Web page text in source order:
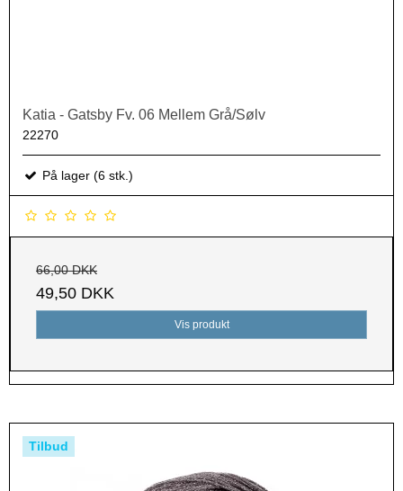
Katia - Gatsby Fv. 06 Mellem Grå/Sølv
22270
På lager (6 stk.)
66,00 DKK
49,50 DKK
Vis produkt
Tilbud